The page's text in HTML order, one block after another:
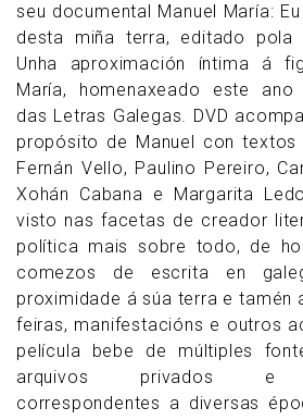
seu documental Manuel María:
desta miña terra, editado pola
Unha aproximación íntima á
María, homenaxeado este ano
das Letras Galegas. DVD
propósito de Manuel con textos
Fernán Vello, Paulino Pereiro,
Xohán Cabana e Margarita
visto nas facetas de creador
política mais sobre todo, de
comezos de escrita en
proximidade á súa terra e tamén
feiras, manifestacións e outros
película bebe de múltiples
arquivos privados e
correspondentes a diversas